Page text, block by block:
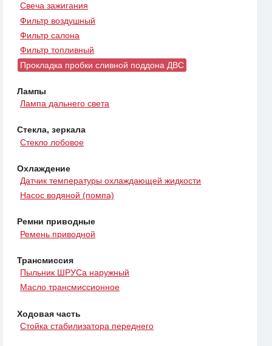
Свеча зажигания
Фильтр воздушный
Фильтр салона
Фильтр топливный
Прокладка пробки сливной поддона ДВС
Лампы
Лампа дальнего света
Стекла, зеркала
Стекло лобовое
Охлаждение
Датчик температуры охлаждающей жидкости
Насос водяной (помпа)
Ремни приводные
Ремень приводной
Трансмиссия
Пыльник ШРУСа наружный
Масло трансмиссионное
Ходовая часть
Стойка стабилизатора переднего